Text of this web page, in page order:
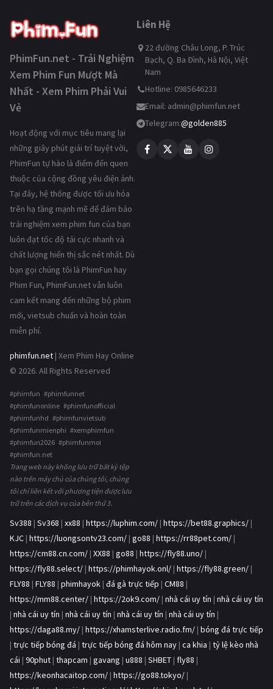
PhimFun.net - Trải Nghiệm
Xem Phim Fun Mượt Mà
Nhất - Xem Phim Phải Vui
Vẻ
Hoạt động với mục tiêu mang lại
những giây phút giải trí tuyệt vời,
PhimFun tự hào là điểm đến quen
thuộc của cộng đồng yêu điện ảnh.
Tại đây, hệ thống được tối ưu hóa
trên hạ tầng mạnh mẽ để đảm bảo
trải nghiệm xem phim fun của bạn
luôn đạt tốc độ tải cực nhanh và
chất lượng hiển thị sắc nét nhất. Dù
bạn gọi chúng tôi là PhimFun hay
Phim Fun, PhimFun.net vẫn luôn
cam kết mang đến những bộ phim
mới, vietsub chuẩn và hoàn toàn
miễn phí.
phimfun.net | Xem Phim Hay Online
© 2026. All Rights Reserved
#phimfun #phimfunnet
#phimfunonline #phimfunofficial
#phimfunhd #phimfunvietsub
#phimfunmienphi #xemphimfun
#phimfun2026 #phimfunmoi
#phimfun.net
Trang web này không lưu trữ bất kỳ tệp
nào trên máy chủ của chúng tôi, chúng
tôi chỉ liên kết với phương tiện được lưu
trữ trên các dịch vụ của bên thứ 3.
Liên Hệ
22 đường Châu Long, P. Trúc
Bạch, Q. Ba Đình, Hà Nội, Việt
Nam
Hotline: 0985646233
Email: admin@phimfun.net
Telegram:@golden885
Sv388 | Sv368 | xx88 | https://luphim.com/ | https://bet88.graphics/ |
KJC | https://luongsontv23.com/ | go88 | https://rr88pet.com/ |
https://cm88.cn.com/ | XX88 | go88 | https://fly88.uno/ |
https://fly88.select/ | https://phimhayok.onl/ | https://fly88.green/ |
FLY88 | FLY88 | phimhayok | đá gà trực tiếp | CM88 |
https://mm88.center/ | https://2ok9.com/ | nhà cái uy tín | nhà cái uy tín
| nhà cái uy tín | nhà cái uy tín | nhà cái uy tín | nhà cái uy tín |
https://daga88.my/ | https://xhamsterlive.radio.fm/ | bóng đá trực tiếp
| trực tiếp bóng đá | trực tiếp bóng đá hôm nay | ca khia | tỷ lệ kèo nhà
cái | 90phut | thapcam | gavang | u888 | SHBET | fly88 |
https://keonhacaitop.com/ | https://go88.tokyo/ |